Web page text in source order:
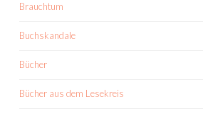
Brauchtum
Buchskandale
Bücher
Bücher aus dem Lesekreis